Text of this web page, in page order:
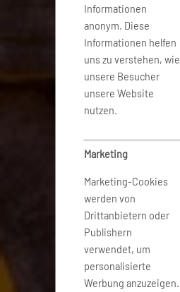
Informationen
anonym. Diese
Informationen helfen
uns zu verstehen, wie
unsere Besucher
unsere Website
nutzen.
Marketing
Marketing-Cookies
werden von
Drittanbietern oder
Publishern
verwendet, um
personalisierte
Werbung anzuzeigen.